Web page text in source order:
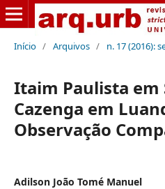
Início / Arquivos / n. 17 (2016):
Itaim Paulista em
Cazenga em
Observação
Adilson João Tomé Manuel